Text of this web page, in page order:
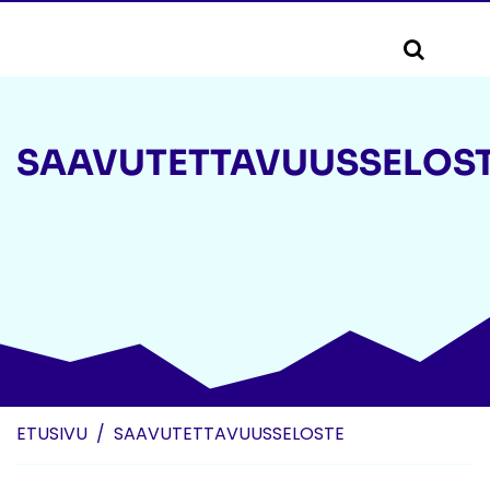
ETUSIVU SAAVUTETTAVUUSSELOSTE